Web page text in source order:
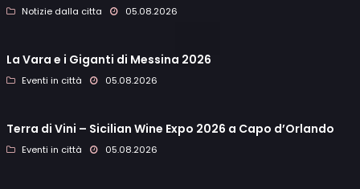
Notizie dalla citta 05.08.2026
La Vara e i Giganti di Messina 2026
Eventi in città 05.08.2026
Terra di Vini – Sicilian Wine Expo 2026 a Capo d’Orlando
Eventi in città 05.08.2026